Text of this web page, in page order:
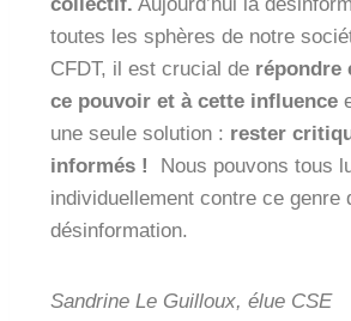
toutes les sphères de notre
CFDT, il est crucial de répondre
ce pouvoir et à cette influence
une seule solution : rester
informés !
Nous pouvons tous
individuellement contre ce genre
désinformation.
Sandrine Le Guilloux, élue CSE